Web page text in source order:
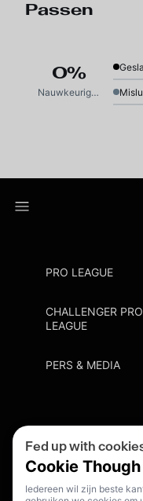
Passen
0%
Nauwkeurigheid
PRO LEAGUE
CHALLENGER PRO
LEAGUE
PERS & MEDIA
Meldpunt